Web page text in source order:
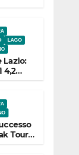
LAGO
Lazio:
4,2
Tour a